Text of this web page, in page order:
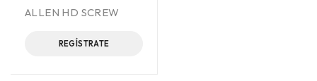
ALLEN HD SCREW
REGÍSTRATE